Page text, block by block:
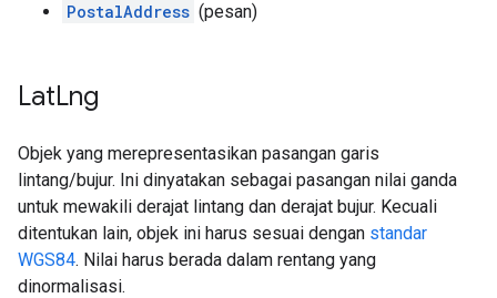
PostalAddress (pesan)
LatLng
Objek yang merepresentasikan pasangan garis
lintang/bujur. Ini dinyatakan sebagai pasangan nilai ganda
untuk mewakili derajat lintang dan derajat bujur. Kecuali
ditentukan lain, objek ini harus sesuai dengan standar
WGS84. Nilai harus berada dalam rentang yang
dinormalisasi.